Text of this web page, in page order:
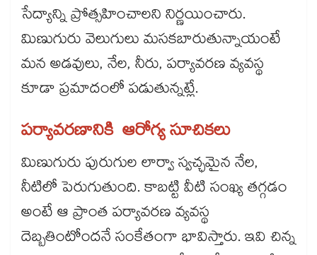
సేద్యాన్ని ప్రోత్సహించాలని నిర్ణయించారు.
మిణుగురు వెలుగులు మసకబారుతున్నాయంటే
మన అడవులు, నేల, నీరు, పర్యావరణ వ్యవస్థ
కూడా ప్రమాదంలో పడుతున్నట్లే.
పర్యావరణానికి ఆరోగ్య సూచికలు
మిణుగురు పురుగుల లార్వా స్వచ్ఛమైన నేల,
నీటిలో పెరుగుతుంది. కాబట్టి వీటి సంఖ్య తగ్గడం
అంటే ఆ ప్రాంత పర్యావరణ వ్యవస్థ
దెబ్బతింటోందనే సంకేతంగా భావిస్తారు. ఇవి చిన్న